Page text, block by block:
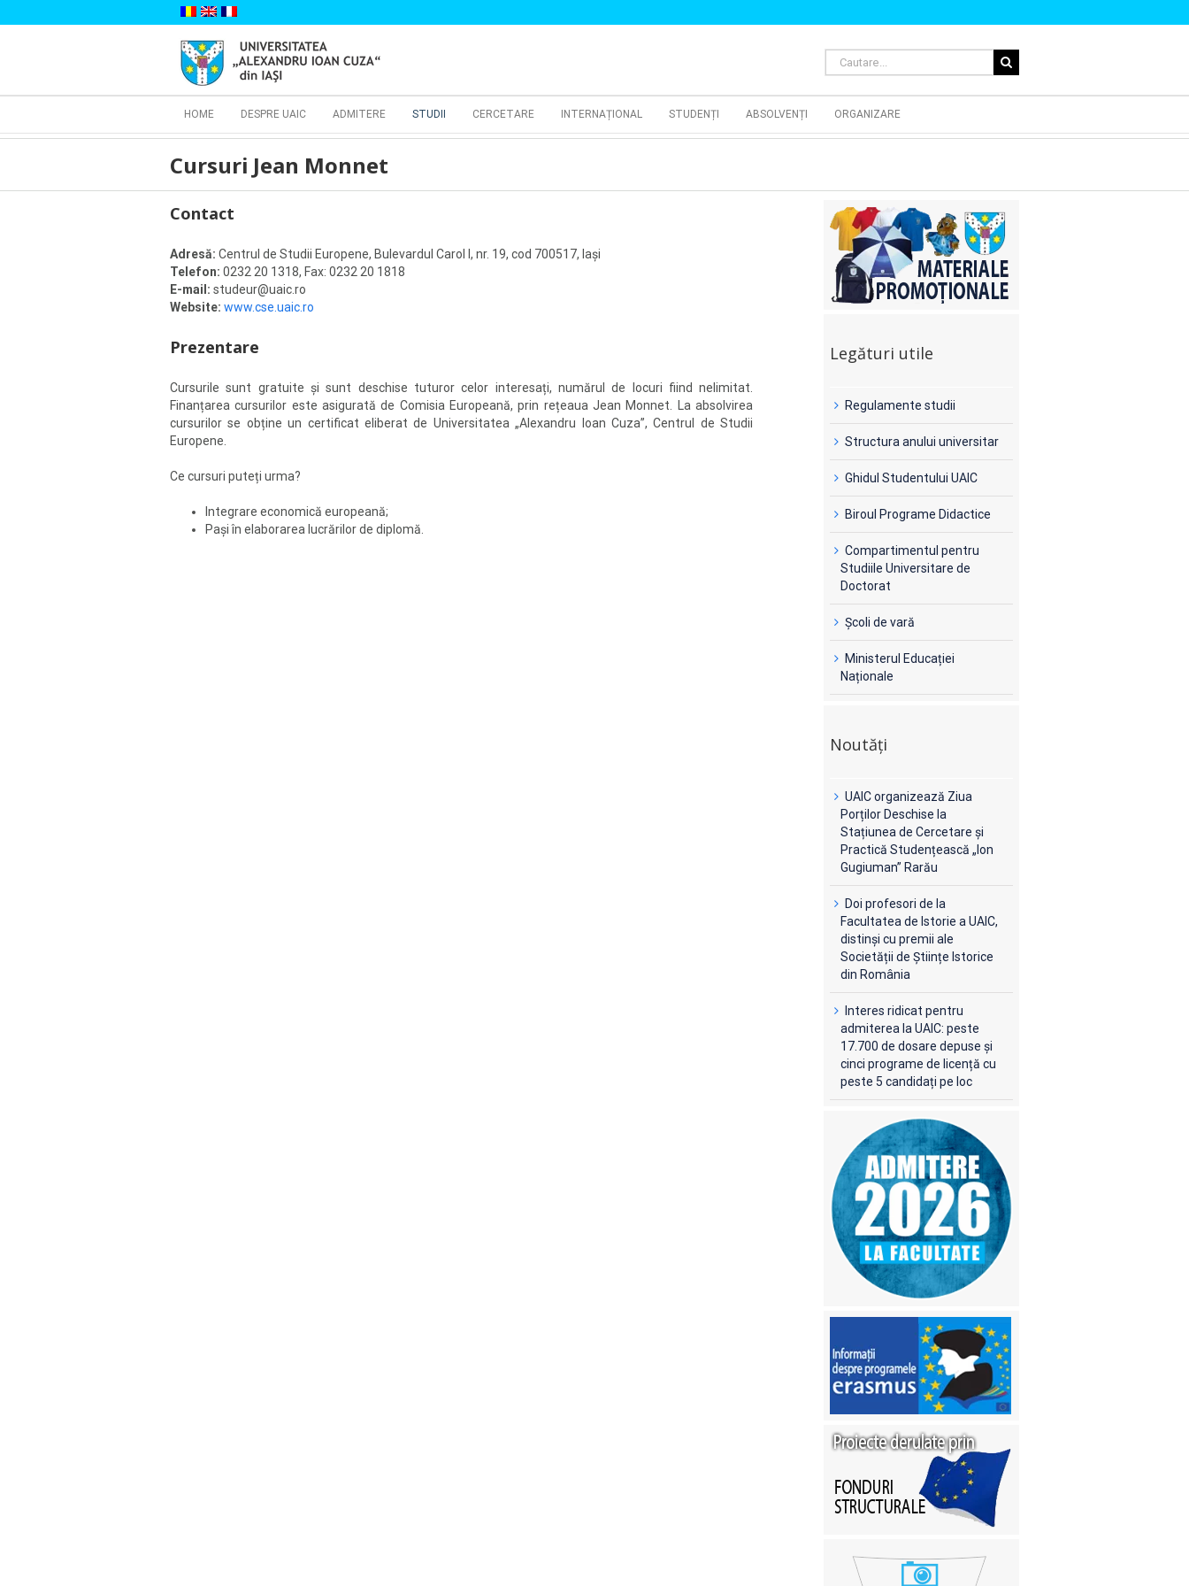
to
Cautare...
Cautare...
HOME DESPRE UAIC ADMITERE STUDII CERCETARE INTERNAȚIONAL STUDENȚI ABSOLVENȚI ORGANIZARE
Cursuri Jean Monnet
Contact
Adresă: Centrul de Studii Europene, Bulevardul Carol I, nr. 19, cod 700517, Iaşi
Telefon: 0232 20 1318, Fax: 0232 20 1818
E-mail: studeur@uaic.ro
Website: www.cse.uaic.ro
Prezentare
Cursurile sunt gratuite și sunt deschise tuturor celor interesați, numărul de locuri fiind nelimitat.
Finanțarea cursurilor este asigurată de Comisia Europeană, prin rețeaua Jean Monnet. La absolvirea
cursurilor se obține un certificat eliberat de Universitatea „Alexandru Ioan Cuza”, Centrul de Studii
Europene.
Ce cursuri puteți urma?
Integrare economică europeană;
Pași în elaborarea lucrărilor de diplomă.
Legături utile
Regulamente studii
Structura anului universitar
Ghidul Studentului UAIC
Biroul Programe Didactice
Compartimentul pentru
Studiile Universitare de
Doctorat
Şcoli de vară
Ministerul Educației
Naționale
Noutăți
UAIC organizează Ziua
Porților Deschise la
Stațiunea de Cercetare și
Practică Studențească „Ion
Gugiuman” Rarău
Doi profesori de la
Facultatea de Istorie a UAIC,
distinși cu premii ale
Societății de Științe Istorice
din România
Interes ridicat pentru
admiterea la UAIC: peste
17.700 de dosare depuse și
cinci programe de licență cu
peste 5 candidați pe loc